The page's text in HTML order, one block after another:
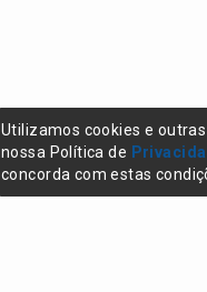
Utilizamos cookies e
nossa Política de
concorda com estas